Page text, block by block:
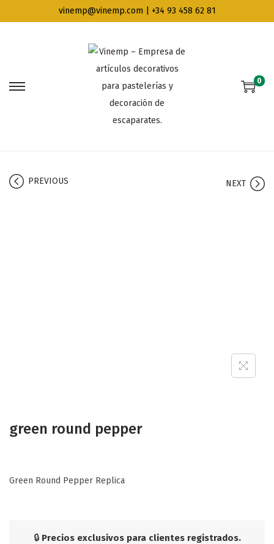
vinemp@vinemp.com | +34 93 458 62 81
0
PREVIOUS NEXT
green round pepper
Green Round Pepper Replica
🔒 Precios exclusivos para clientes registrados.